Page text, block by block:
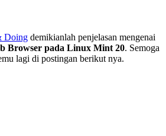
Doing demikianlah penjelasan mengenai
Browser pada Linux Mint 20. Semoga
lagi di postingan berikut nya.